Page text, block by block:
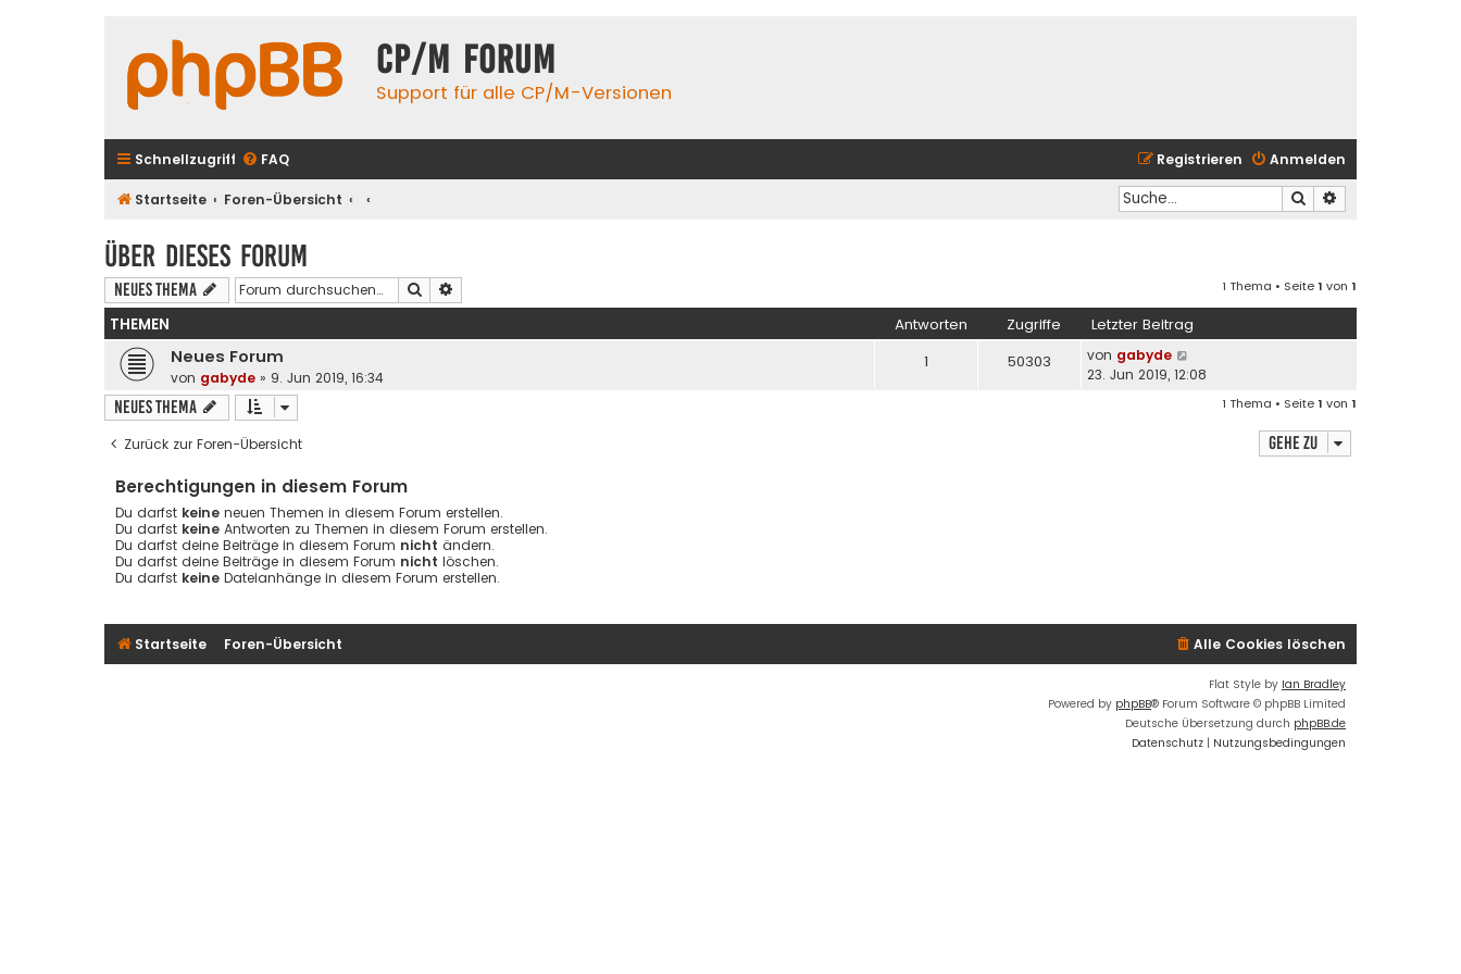
CP/M Forum
Support für alle CP/M-Versionen
Schnellzugriff FAQ Anmelden
Registrieren
Startseite Foren-Übersicht Suche
Über dieses Forum
Neues Thema Suche 1 Thema • Seite1 von 1
THEMEN Antworten Zugriffe Letzter Beitrag
Neues Forum
von gabyde » 9. Jun 2019, 16:34
1 50303 von gabyde
23. Jun 2019, 12:08
Neues Thema 1 Thema • Seite1 von 1
Zurück zur Foren-Übersicht Gehe zu
Berechtigungen in diesem Forum
Du darfst keine neuen Themen in diesem Forum erstellen.
Du darfst keine Antworten zu Themen in diesem Forum erstellen.
Du darfst deine Beiträge in diesem Forum nicht ändern.
Du darfst deine Beiträge in diesem Forum nicht löschen.
Du darfst keine Dateianhänge in diesem Forum erstellen.
Startseite Foren-Übersicht Alle Cookies löschen
Flat Style by Ian Bradley
Powered by phpBB® Forum Software © phpBB Limited
Deutsche Übersetzung durch phpBB.de
Datenschutz | Nutzungsbedingungen